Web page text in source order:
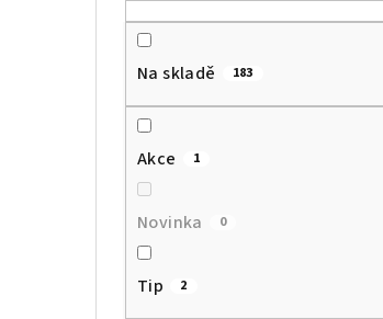
Na skladě 183
Akce 1
Novinka 0
Tip 2